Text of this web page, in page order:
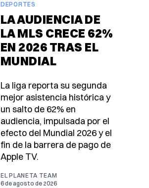
DEPORTES
LA AUDIENCIA DE
LA MLS CRECE 62%
EN 2026 TRAS EL
MUNDIAL
La liga reporta su segunda
mejor asistencia histórica y
un salto de 62% en
audiencia, impulsada por el
efecto del Mundial 2026 y el
fin de la barrera de pago de
Apple TV.
EL PLANETA TEAM
6 de agosto de 2026